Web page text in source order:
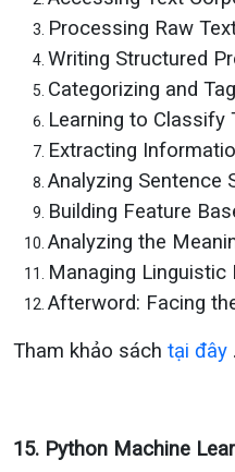
Processing Raw
Writing Structured
Categorizing and
Learning to Classify
Extracting
Analyzing Sentence
Building Feature
Analyzing the
Managing Linguistic
Afterword: Facing
Tham khảo sách tại đây .
15. Python Machine